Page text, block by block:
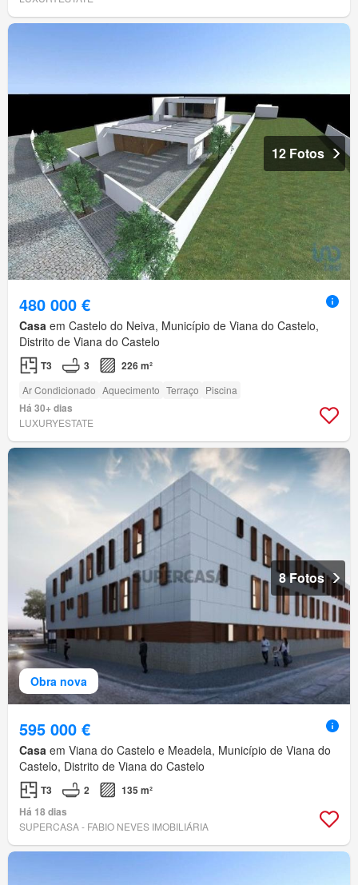
12 Fotos
480 000 €
Casa em Castelo do Neiva, Município de Viana do Castelo,
Distrito de Viana do Castelo
T3 3 226 m²
Ar Condicionado Aquecimento Terraço Piscina
Há 30+ dias
LUXURYESTATE
Obra nova
8 Fotos
595 000 €
Casa em Viana do Castelo e Meadela, Município de Viana do
Castelo, Distrito de Viana do Castelo
T3 2
135 m²
Há 18 dias
SUPERCASA - FABIO NEVES IMOBILIÁRIA